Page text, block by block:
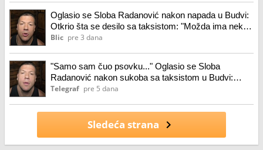
Oglasio se Sloba Radanović nakon napada u Budvi:
Otkrio šta se desilo sa taksistom: "Možda ima neke
probleme"
Blic pre 3 dana
"Samo sam čuo psovku..." Oglasio se Sloba
Radanović nakon sukoba sa taksistom u Budvi:
"Policija je prošla"
Telegraf pre 5 dana
Sledeća strana